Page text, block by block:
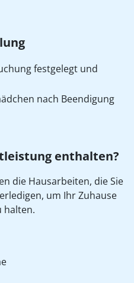
festgelegt und
nach Beendigung
enthalten?
die Hausarbeiten, die Sie
um Ihr Zuhause
halten.